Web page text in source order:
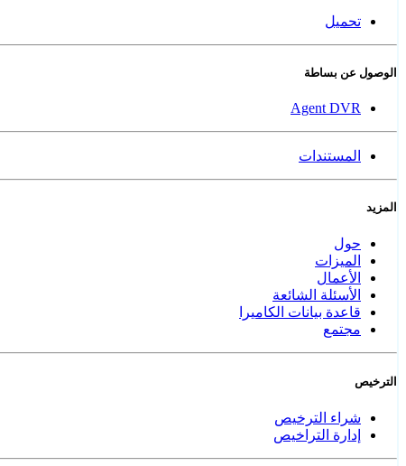
تحميل
الوصول عن بساطة
Agent DVR
المستندات
المزيد
حول
الميزات
الأعمال
الأسئلة الشائعة
قاعدة بيانات الكاميرا
مجتمع
الترخيص
شراء الترخيص
إدارة التراخيص